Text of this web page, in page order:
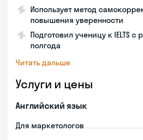
Использует метод
повышения уверенности
Подготовил ученицу к IELTS с
полгода
Читать дальше
Услуги и цены
Английский язык
Для маркетологов